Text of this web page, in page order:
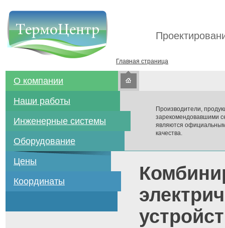
Главная страница
О компании
Наши работы
Инженерные системы
Оборудование
Цены
Координаты
Производители,
зарекомендовавшими
являются
качества.